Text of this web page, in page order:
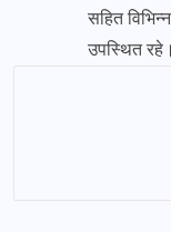
सहित
उपस्थित रहे।